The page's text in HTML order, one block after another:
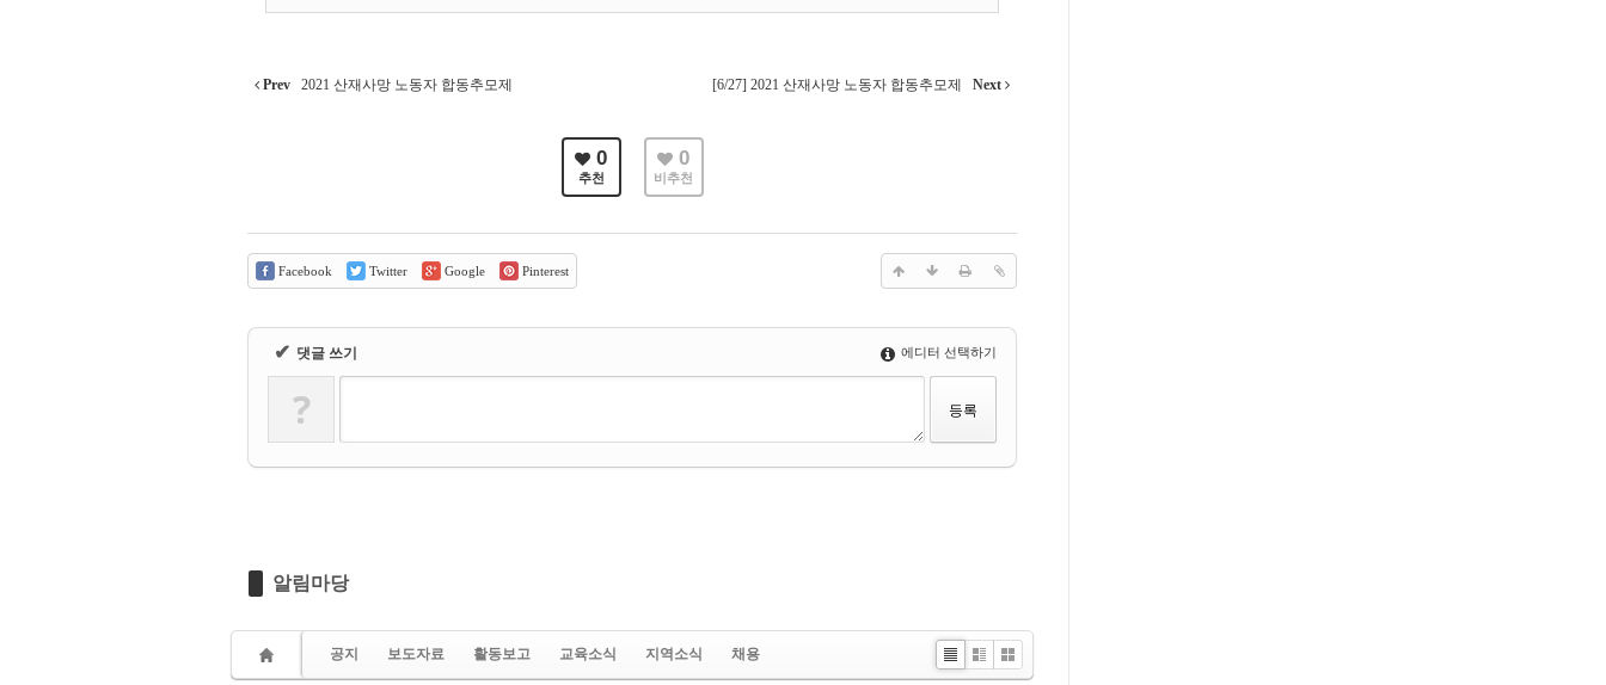
Prev 2021 산재사망 노동자 합동추모제 [6/27] 2021 산재사망 노동자 합동추모제 Next
0
추천
0
비추천
Facebook Twitter Google Pinterest
✔ 댓글 쓰기 에디터 선택하기
?
알림마당
공지 보도자료 활동보고 교육소식 지역소식
채용
Li
Zi
G